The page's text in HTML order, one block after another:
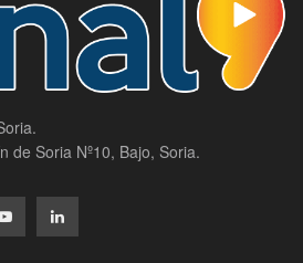
de Soria Nº10, Bajo, Soria.